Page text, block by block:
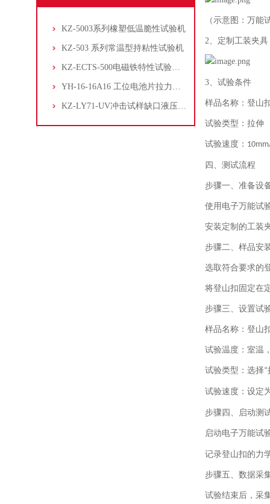
KZ-5003系列橡塑低温脆性试验机
KZ-503 系列常温型持粘性试验机
KZ-ECTS-500电磁铁特性试验系统
YH-16-16A16 工位电池片拉力试验机
KZ-LY71-UV冲击试样缺口液压拉床
（示意图：万能
2、 定制工装夹具
3、 试验条件
样品名称：登山
试验类型：拉伸
试验速度：
四、 测试流程
步骤一、 准备设
使用电子万能试
安装定制的工装
步骤二、 样品安
选取符合要求的
将登山扣固定在
步骤三、 设置试
样品名称：登山
试验温度：室温
试验类型：选择“
试验速度：设定
步骤四、 启动测
启动电子万能试
记录登山扣的力
步骤五、 数据采
试验结束后，采